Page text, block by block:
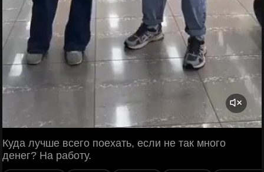
Куда лучше всего поехать, если не так много
денег? На работу.